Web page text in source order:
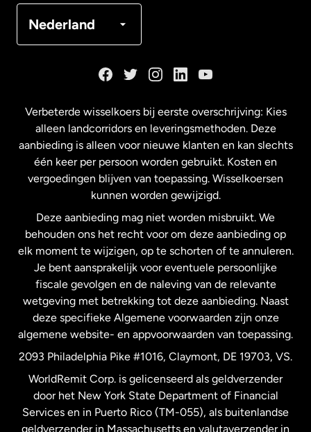
Nederland
Maleisië
Nederland
Nieuw-Zeeland
Spanje
Verenigd Koninkrijk
Verenigde Staten English
Verenigde Staten Español
Verbeterde wisselkoers bij eerste overschrijving: Kies
alleen landcorridors en leveringsmethoden. Deze
aanbieding is alleen voor nieuwe klanten en kan slechts
één keer per persoon worden gebruikt. Kosten en
vergoedingen blijven van toepassing. Wisselkoersen
kunnen worden gewijzigd.
Deze aanbieding mag niet worden misbruikt. We
behouden ons het recht voor om deze aanbieding op
elk moment te wijzigen, op te schorten of te annuleren.
Je bent aansprakelijk voor eventuele persoonlijke
fiscale gevolgen en de naleving van de relevante
wetgeving met betrekking tot deze aanbieding. Naast
deze specifieke Algemene voorwaarden zijn onze
algemene website- en appvoorwaarden van toepassing.
2093 Philadelphia Pike #1016, Claymont, DE 19703, VS.
WorldRemit Corp. is gelicenseerd als geldverzender
door het New York State Department of Financial
Services en in Puerto Rico (TM-055), als buitenlandse
geldverzender in Massachusetts en valutaverzender in